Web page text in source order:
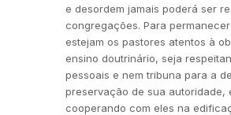
e desordem jamais poderá ser
congregações. Para
estejam os pastores atentos à
ensino doutrinário, seja
pessoais e nem tribuna para a
preservação de sua autoridade,
cooperando com eles na